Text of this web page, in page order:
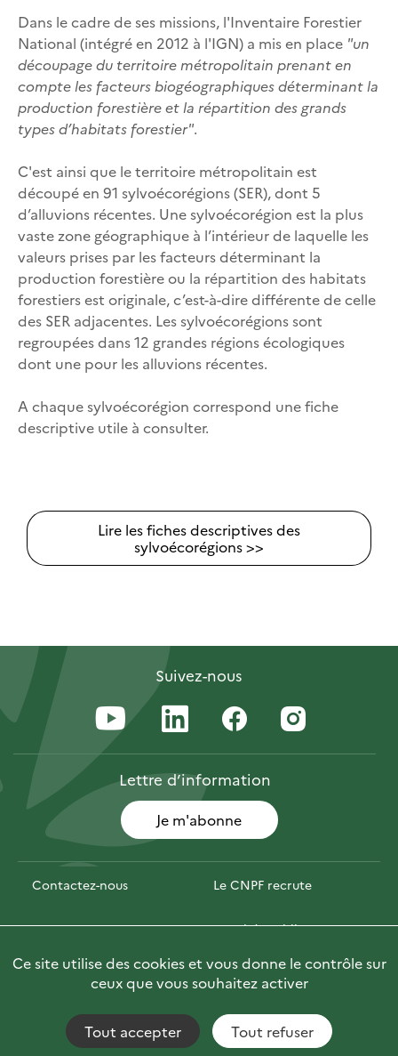
Dans le cadre de ses missions, l'Inventaire Forestier
National (intégré en 2012 à l'IGN) a mis en place "un
découpage du territoire métropolitain prenant en
compte les facteurs biogéographiques déterminant la
production forestière et la répartition des grands
types d’habitats forestier".
C'est ainsi que le territoire métropolitain est
découpé en 91 sylvoécorégions (SER), dont 5
d’alluvions récentes. Une sylvoécorégion est la plus
vaste zone géographique à l’intérieur de laquelle les
valeurs prises par les facteurs déterminant la
production forestière ou la répartition des habitats
forestiers est originale, c’est-à-dire différente de celle
des SER adjacentes. Les sylvoécorégions sont
regroupées dans 12 grandes régions écologiques
dont une pour les alluvions récentes.
A chaque sylvoécorégion correspond une fiche
descriptive utile à consulter.
Lire les fiches descriptives des
sylvoécorégions >>
Suivez-nous
Lettred’information
Je m'abonne
Contactez-nous Le CNPF recrute
Espace presse Marchés publics
PhotoFor Briefly in English
Accessibilité : non conforme Fils RSS
Ce site utilise des cookies et vous donne le contrôle sur
ceux que vous souhaitez activer
Tout accepter Tout refuser